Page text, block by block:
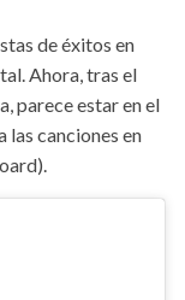
de éxitos en
Ahora, tras el
parece estar en el
las canciones en